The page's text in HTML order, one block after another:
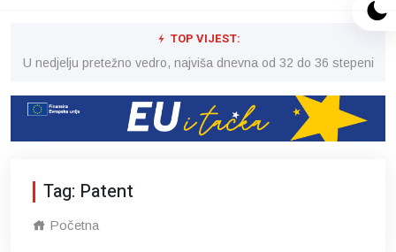
TOP VIJEST:
U nedjelju pretežno vedro, najviša dnevna od 32 do 36 stepeni
Tag: Patent
Početna